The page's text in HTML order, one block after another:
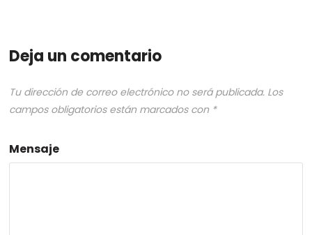
Deja un comentario
Tu dirección de correo electrónico no será publicada. Los
campos obligatorios están marcados con *
Mensaje